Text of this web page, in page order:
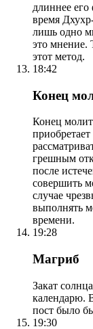
длиннее
время
лишь одно
это мнение.
этот метод.
18:42
Конец
Конец
грешным
после
совершить
случае
выполнять
времени.
19:28
Магриб
Закат
календарю.
пост было
19:30